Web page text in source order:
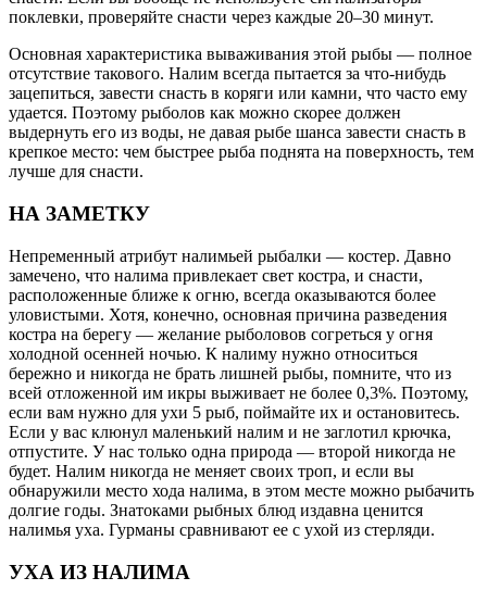
поклевки, проверяйте снасти через каждые 20–30 минут.
Основная характеристика вываживания этой рыбы — полное
отсутствие такового. Налим всегда пытается за что-нибудь
зацепиться, завести снасть в коряги или камни, что часто ему
удается. Поэтому рыболов как можно скорее должен
выдернуть его из воды, не давая рыбе шанса завести снасть в
крепкое место: чем быстрее рыба поднята на поверхность, тем
лучше для снасти.
НА ЗАМЕТКУ
Непременный атрибут налимьей рыбалки — костер. Давно
замечено, что налима привлекает свет костра, и снасти,
расположенные ближе к огню, всегда оказываются более
уловистыми. Хотя, конечно, основная причина разведения
костра на берегу — желание рыболовов согреться у огня
холодной осенней ночью. К налиму нужно относиться
бережно и никогда не брать лишней рыбы, помните, что из
всей отложенной им икры выживает не более 0,3%. Поэтому,
если вам нужно для ухи 5 рыб, поймайте их и остановитесь.
Если у вас клюнул маленький налим и не заглотил крючка,
отпустите. У нас только одна природа — второй никогда не
будет. Налим никогда не меняет своих троп, и если вы
обнаружили место хода налима, в этом месте можно рыбачить
долгие годы. Знатоками рыбных блюд издавна ценится
налимья уха. Гурманы сравнивают ее с ухой из стерляди.
УХА ИЗ НАЛИМА